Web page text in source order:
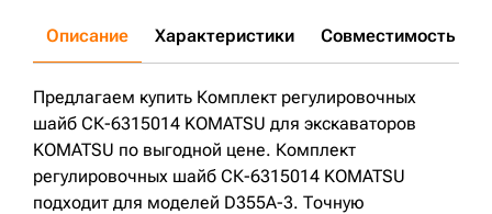
Описание Характеристики Совместимость
Предлагаем купить Комплект регулировочных
шайб СК-6315014 KOMATSU для экскаваторов
KOMATSU по выгодной цене. Комплект
регулировочных шайб СК-6315014 KOMATSU
подходит для моделей D355A-3. Точную